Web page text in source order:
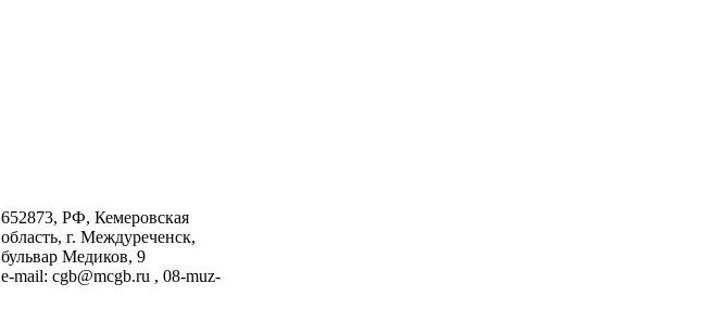
652873, РФ, Кемеровская
область, г. Междуреченск,
бульвар Медиков, 9
e-mail: cgb@mcgb.ru , 08-muz-